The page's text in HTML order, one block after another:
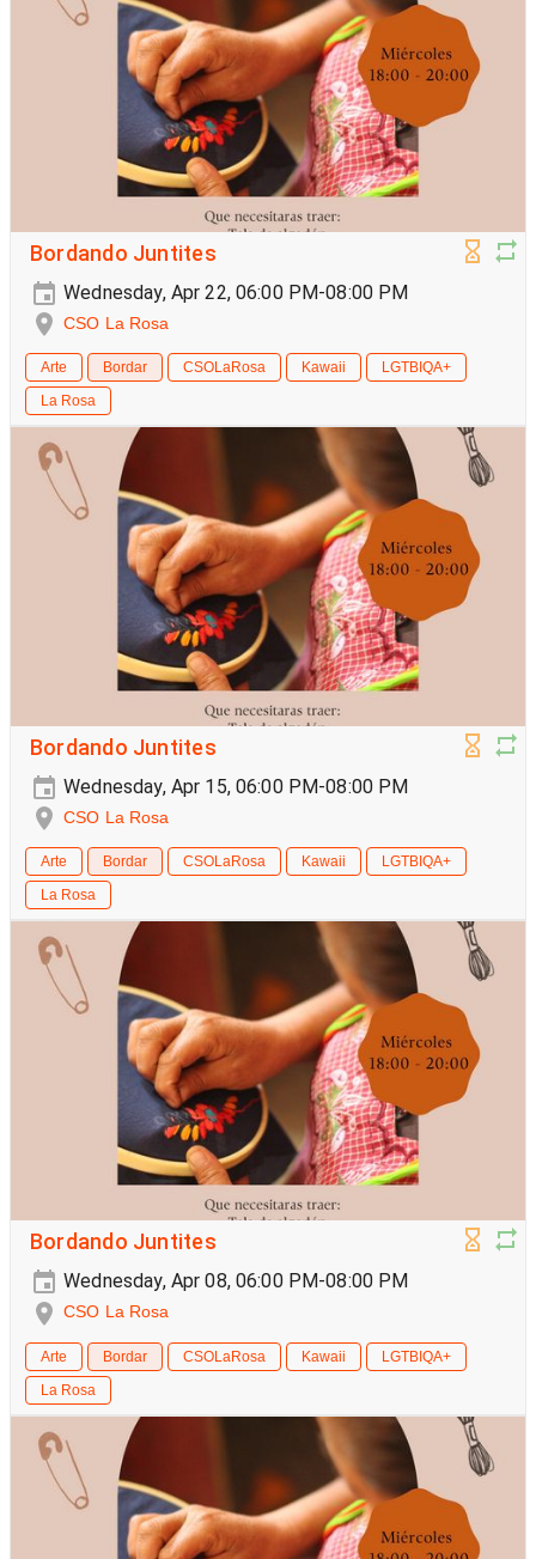
Bordando Juntites
Wednesday, Apr 22, 06:00 PM-08:00 PM
CSO La Rosa
Arte Bordar CSOLaRosa Kawaii
LGTBIQA+
La Rosa
Bordando Juntites
Wednesday, Apr 15, 06:00 PM-08:00 PM
CSO La Rosa
Arte Bordar CSOLaRosa Kawaii
LGTBIQA+
La Rosa
Bordando Juntites
Wednesday, Apr 08, 06:00 PM-08:00 PM
CSO La Rosa
Arte Bordar CSOLaRosa Kawaii
LGTBIQA+
La Rosa